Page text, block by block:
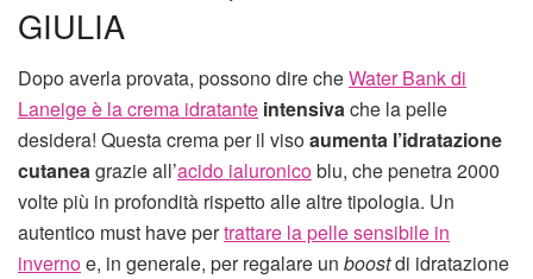
GIULIA
Dopo averla provata, possono dire cheWater Bank di
Laneige è la crema idratante intensivache la pelle
desidera! Questa crema per il visoaumenta l’idratazione
cutaneagrazie all’acido ialuronicoblu, che penetra 2000
volte più in profondità rispetto alle altre tipologia. Un
autentico must have pertrattare la pelle sensibile in
invernoe, in generale, per regalare un boostdi idratazione